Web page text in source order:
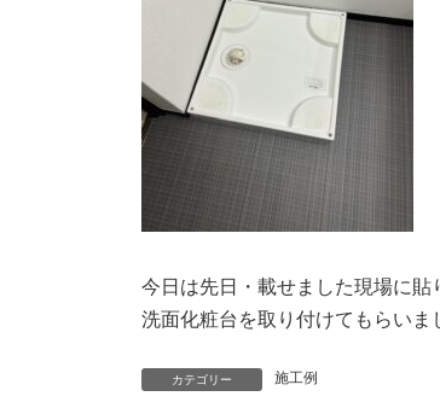
今日は先日・載せました現場に
洗面化粧台を取り付けてもらい
カテゴリー 施工例